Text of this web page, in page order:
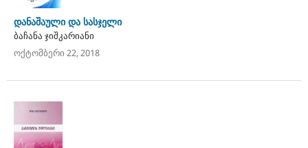
დანაშაული და სასჯელი
ბაჩანა ჯიშკარიანი
ოქტომბერი 22, 2018